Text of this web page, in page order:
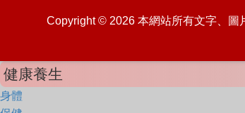
Copyright © 2026 本網站所有文字、
健康養生
身體